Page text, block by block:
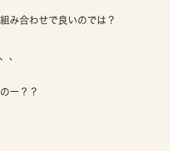
み合わせで良いのでは？
、
ー？？